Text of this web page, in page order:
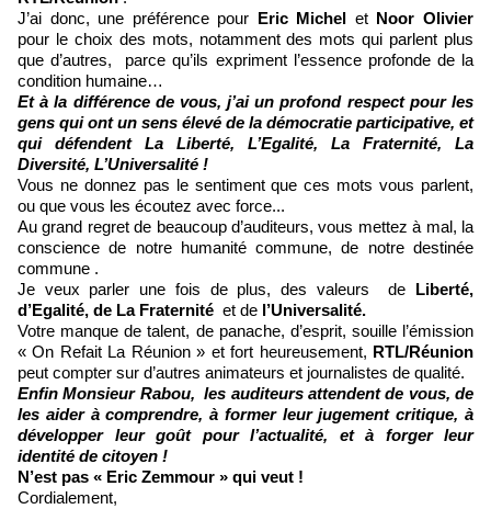
J’ai donc, une préférence pour Eric Michel et Noor Olivier
pour le choix des mots, notamment des mots qui parlent plus
que d’autres, parce qu’ils expriment l’essence profonde de la
condition humaine…
Et à la différence de vous, j’ai un profond respect pour les
gens qui ont un sens élevé de la démocratie participative, et
qui défendent La Liberté, L’Egalité, La Fraternité, La
Diversité, L’Universalité !
Vous ne donnez pas le sentiment que ces mots vous parlent,
ou que vous les écoutez avec force...
Au grand regret de beaucoup d’auditeurs, vous mettez à mal, la
conscience de notre humanité commune, de notre destinée
commune .
Je veux parler une fois de plus, des valeurs de Liberté,
d’Egalité, de La Fraternité et de l’Universalité.
Votre manque de talent, de panache, d’esprit, souille l’émission
«On Refait La Réunion» et fort heureusement, RTL/Réunion
peut compter sur d’autres animateurs et journalistes de qualité.
Enfin Monsieur Rabou, les auditeurs attendent de vous, de
les aider à comprendre, à former leur jugement critique, à
développer leur goût pour l’actualité, et à forger leur
identité de citoyen !
N’est pas « Eric Zemmour » qui veut !
Cordialement,